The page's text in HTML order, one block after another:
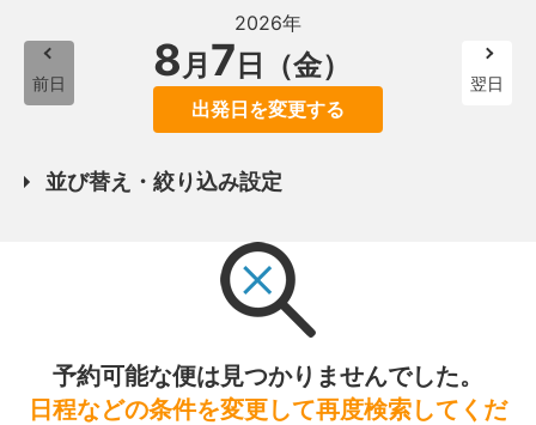
前日
2026年
8月 7 日（金）
出発日を変更する
翌日
並び替え・絞り込み設定
予約可能な便は見つかりませんでした。
日程などの条件を変更して再度検索してくだ